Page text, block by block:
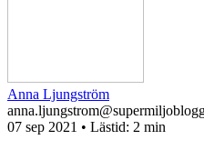
Anna Ljungström
07 sep 2021 • Lästid: 2 min